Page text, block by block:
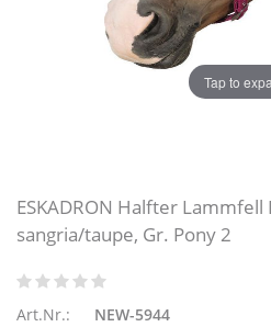
Tap to
ESKADRON Halfter
sangria/taupe, Gr. Pony 2
Art.Nr.:
NEW-5944